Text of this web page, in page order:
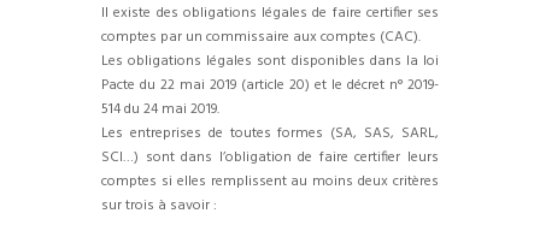
Il existe des obligations légales de faire certifier ses
comptes par un commissaire aux comptes (CAC).
Les obligations légales sont disponibles dans la loi
Pacte du 22 mai 2019 (article 20) et le décret n° 2019-
514 du 24 mai 2019.
Les entreprises de toutes formes (SA, SAS, SARL,
SCI…) sont dans l’obligation de faire certifier leurs
comptes si elles remplissent au moins deux critères
sur trois à savoir :